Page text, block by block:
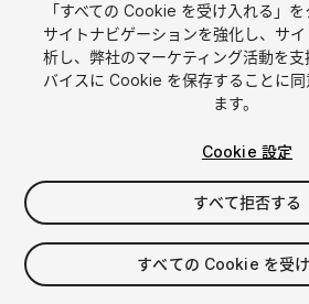
1 /7
$9.50
消費税は決済時に計算されます
「すべての Cookie を受け入れる」を
サイトナビゲーションを強化し、サ
析し、弊社のマーケティング活動を
バイスに Cookie を保存することに同
ます。
Cookie 設定
すべて拒否する
すべての Cookie を受